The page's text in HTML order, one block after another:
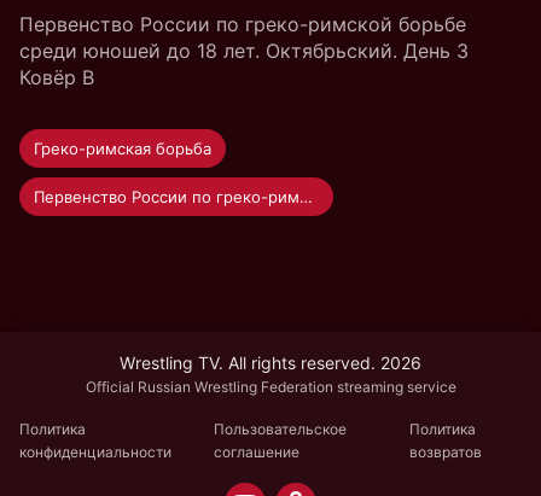
Первенство России по греко-римской борьбе
среди юношей до 18 лет. Октябрьский. День 3
Ковёр B
Греко-римская борьба
Первенство России по греко-римской борьбе среди юношей до 18 лет
Wrestling TV. All rights reserved. 2026
Official Russian Wrestling Federation streaming service
Политика
конфиденциальности
Пользовательское
соглашение
Политика
возвратов